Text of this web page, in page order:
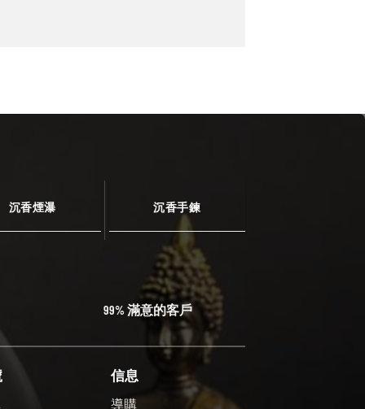
沉香煙瀑 沉香手鍊
99% 滿意的客戶
信息
導購